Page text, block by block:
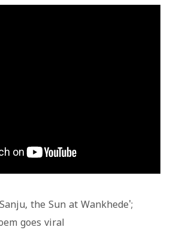
the Sun at Wankhede';
goes viral